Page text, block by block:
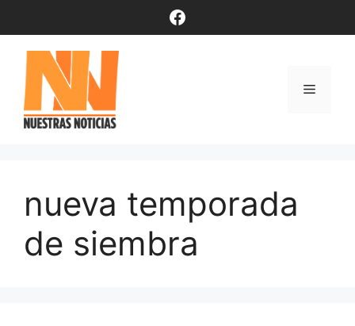
contenido
Facebook
Menú
nueva temporada
de siembra